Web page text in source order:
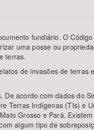
fundiário. O
uma posse ou
terras.
de invasões de
acordo com dados do
Terras Indígenas (TIs) e
Grosso e Pará.
algum tipo de